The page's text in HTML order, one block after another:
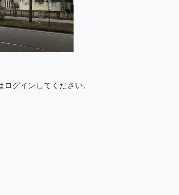
グインしてください。